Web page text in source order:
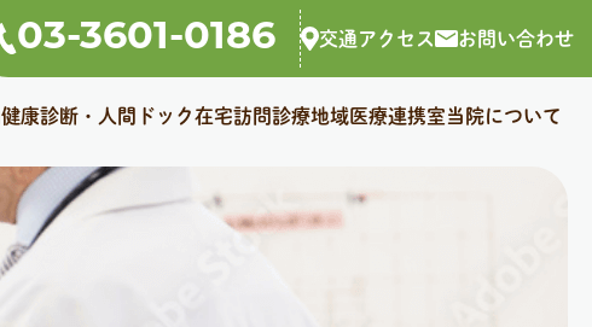
03-3601-0186 交通アクセス お問い合わせ
健康診断・人間ドック在宅訪問診療地域医療連携室当院について